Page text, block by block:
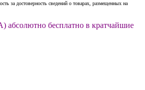
за достоверность сведений о товарах, размещенных на
абсолютно бесплатно в кратчайшие